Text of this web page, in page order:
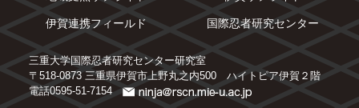
伊賀連携フィールド 国際忍者研究センター
三重大学国際忍者研究センター研究室
〒518-0873 三重県伊賀市上野丸之内500 ハイトピア伊賀２階
電話0595-51-7154